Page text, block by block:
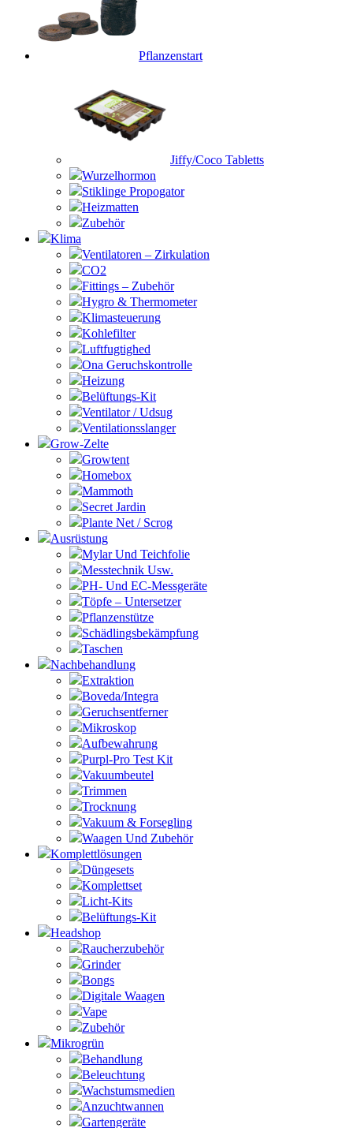
Pflanzenstart
Jiffy/Coco Tabletts
Wurzelhormon
Stiklinge Propogator
Heizmatten
Zubehör
Klima
Ventilatoren – Zirkulation
CO2
Fittings – Zubehör
Hygro & Thermometer
Klimasteuerung
Kohlefilter
Luftfugtighed
Ona Geruchskontrolle
Heizung
Belüftungs-Kit
Ventilator / Udsug
Ventilationsslanger
Grow-Zelte
Growtent
Homebox
Mammoth
Secret Jardin
Plante Net / Scrog
Ausrüstung
Mylar Und Teichfolie
Messtechnik Usw.
PH- Und EC-Messgeräte
Töpfe – Untersetzer
Pflanzenstütze
Schädlingsbekämpfung
Taschen
Nachbehandlung
Extraktion
Boveda/Integra
Geruchsentferner
Mikroskop
Aufbewahrung
Purpl-Pro Test Kit
Vakuumbeutel
Trimmen
Trocknung
Vakuum & Forsegling
Waagen Und Zubehör
Komplettlösungen
Düngesets
Komplettset
Licht-Kits
Belüftungs-Kit
Headshop
Raucherzubehör
Grinder
Bongs
Digitale Waagen
Vape
Zubehör
Mikrogrün
Behandlung
Beleuchtung
Wachstumsmedien
Anzuchtwannen
Gartengeräte